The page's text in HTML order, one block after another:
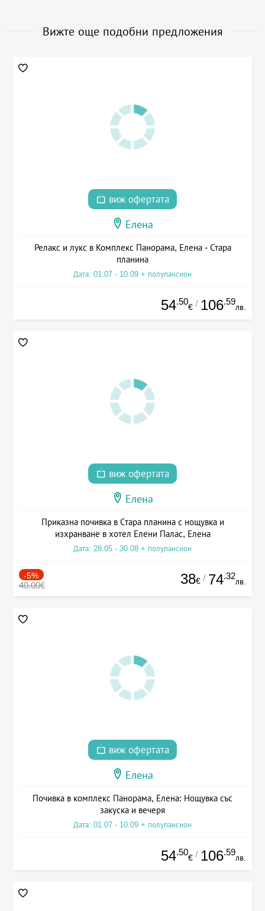
Вижте още подобни предложения
виж офертата
Елена
Релакс и лукс в Комплекс Панорама, Елена - Стара
планина
Дата: 01.07 - 10.09 + полупансион
54.50
€ / 106.59
лв.
виж офертата
Елена
Приказна почивка в Стара планина с нощувка и
изхранване в хотел Елени Палас, Елена
Дата: 28.05 - 30.08 + полупансион
-5%
40.00€ 38€ / 74.32
лв.
виж офертата
Елена
Почивка в комплекс Панорама, Елена: Нощувка със
закуска и вечеря
Дата: 01.07 - 10.09 + полупансион
54.50
€ / 106.59
лв.